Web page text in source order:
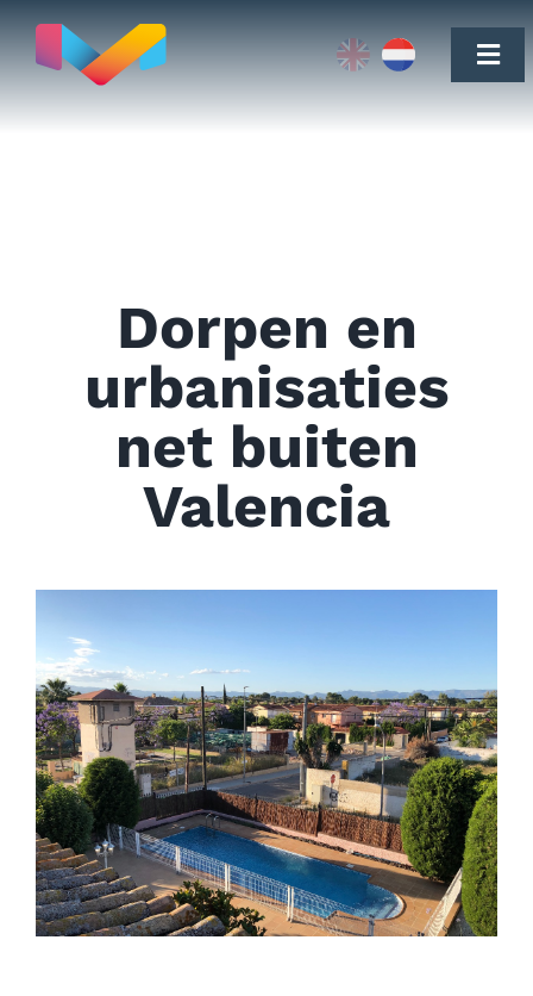
Vastgoed
Testimonials
Blog
Mooi Valencia
Contact
Dorpen en
urbanisaties
net buiten
Valencia